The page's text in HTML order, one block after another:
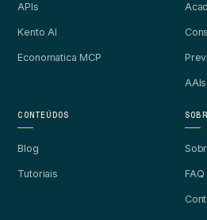
APIs
Kento AI
Economatica MCP
AAIs
CONTEÚDOS
Blog
Tutoriais FAQ